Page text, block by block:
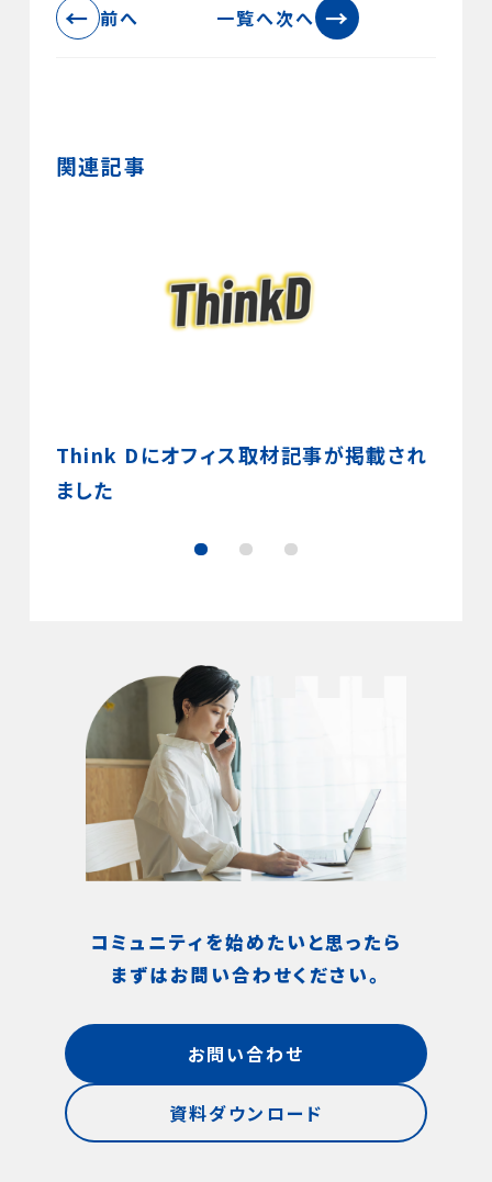
← 前へ 一覧へ次へ →
関連記事
Think Dにオフィス取材記事が掲載され
ました
コミュニティを始めたいと思ったら
まずはお問い合わせください。
お問い合わせ
資料ダウンロード